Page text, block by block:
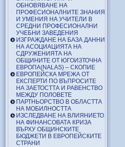
ОБНОВЯВАНЕ НА
ПРОФЕСИОНАЛНИТЕ ЗНАНИЯ
И УМЕНИЯ НА УЧИТЕЛИ В
СРЕДНИ ПРОФЕСИОНАЛНИ
УЧЕБНИ ЗАВЕДЕНИЯ
ИЗГРАЖДАНЕ НА БАЗА ДАННИ
НА АСОЦИАЦИЯТА НА
СДРУЖЕНИЯТА НА
ОБЩИНИТЕ ОТ ЮГОИЗТОЧНА
ЕВРОПА(NALAS) – СКОПИЕ
ЕВРОПЕЙСКА МРЕЖА ОТ
ЕКСПЕРТИ ПО ВЪПРОСИТЕ
НА ЗАЕТОСТТА И РАВЕНСТВО
МЕЖДУ ПОЛОВЕТЕ
ПАРТНЬОРСТВО В ОБЛАСТТА
НА МОБИЛНОСТТА
ИЗСЛЕДВАНЕ НА ВЛИЯНИЕТО
НА ФИНАНСОВАТА КРИЗА
ВЪРХУ ОБЩИНСКИТЕ
БЮДЖЕТИ В ЕВРОПЕЙСКИТЕ
СТРАНИ